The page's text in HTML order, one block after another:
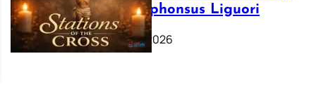
Saint Alphonsus Liguori
March 16, 2026